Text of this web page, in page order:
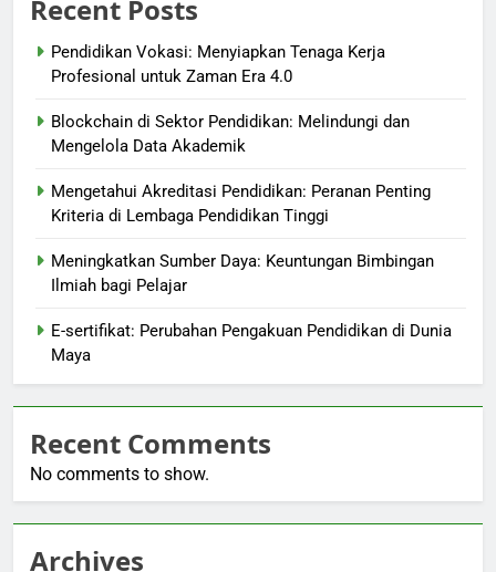
Recent Posts
Pendidikan Vokasi: Menyiapkan Tenaga Kerja
Profesional untuk Zaman Era 4.0
Blockchain di Sektor Pendidikan: Melindungi dan
Mengelola Data Akademik
Mengetahui Akreditasi Pendidikan: Peranan Penting
Kriteria di Lembaga Pendidikan Tinggi
Meningkatkan Sumber Daya: Keuntungan Bimbingan
Ilmiah bagi Pelajar
E-sertifikat: Perubahan Pengakuan Pendidikan di Dunia
Maya
Recent Comments
No comments to show.
Archives